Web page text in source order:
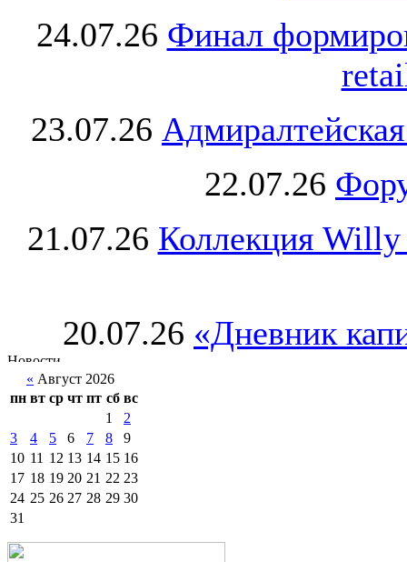
24.07.26 Финал
23.07.26
22.07.26
21.07.26 Коллекция Willy
20.07.26 «Дневник
« Август 2026
пн вт ср чт пт сб вс
1
2
3
4 5 6 7 8
9
10 11 12 13 14 15 16
17 18 19 20 21 22 23
24 25 26 27 28 29 30
31